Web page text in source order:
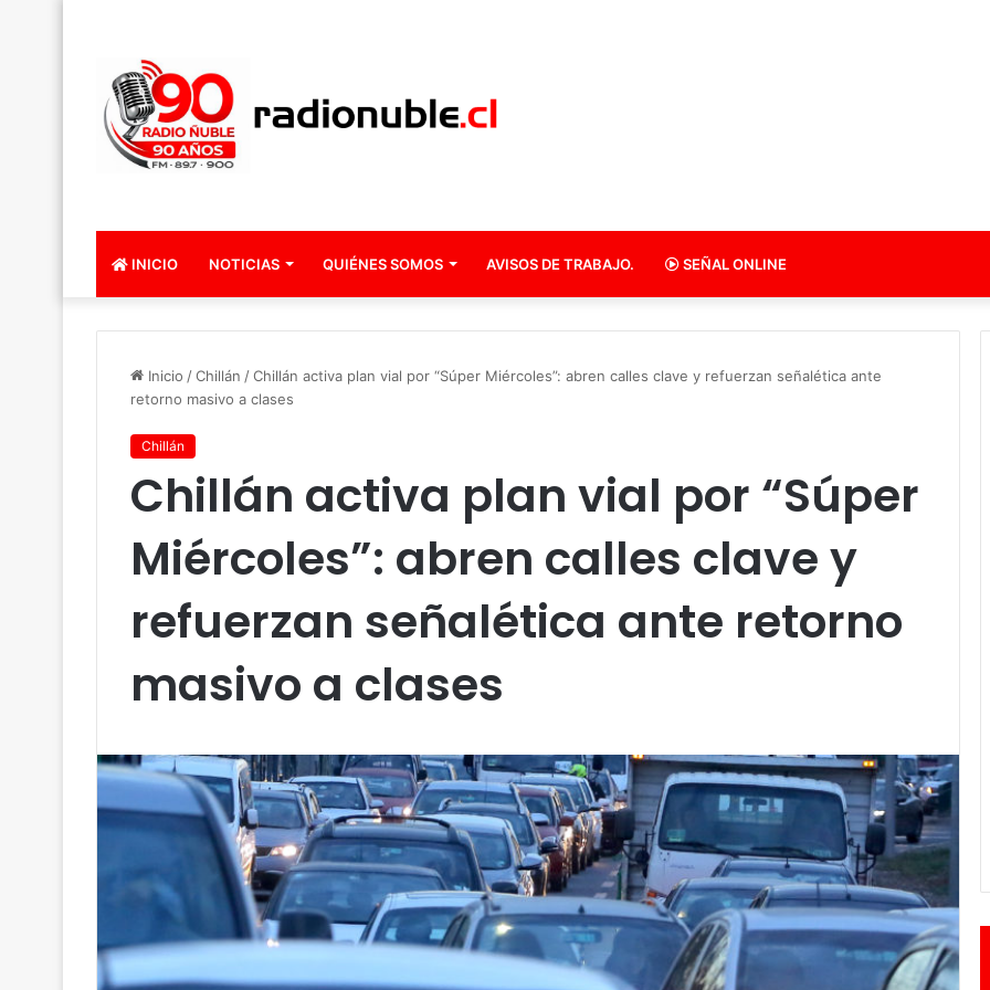
INICIO NOTICIAS QUIÉNES SOMOS AVISOS DE TRABAJO. SEÑAL ONLINE
Inicio /Chillán /Chillán activa plan vial por “Súper Miércoles”: abren calles clave y refuerzan señalética ante
retorno masivo a clases
Chillán
Chillán activa plan vial por “Súper
Miércoles”: abren calles clave y
refuerzan señalética ante retorno
masivo a clases